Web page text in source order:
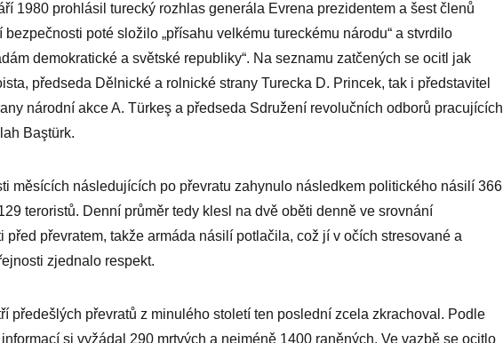
1980 prohlásil turecký rozhlas generála Evrena prezidentem a šest členů
bezpečnosti poté složilo „přísahu velkému tureckému národu“ a stvrdilo
demokratické a světské republiky“. Na seznamu zatčených se ocitl jak
předseda Dělnické a rolnické strany Turecka D. Princek, tak i představitel
národní akce A. Türkeş a předseda Sdružení revolučních odborů pracujících
Baştürk.
měsících následujících po převratu zahynulo následkem politického násilí 366
teroristů. Denní průměr tedy klesl na dvě oběti denně ve srovnání
před převratem, takže armáda násilí potlačila, což jí v očích stresované a
zjednalo respekt.
předešlých převratů z minulého století ten poslední zcela zkrachoval. Podle
si vyžádal 290 mrtvých a nejméně 1400 raněných. Ve vazbě se ocitlo